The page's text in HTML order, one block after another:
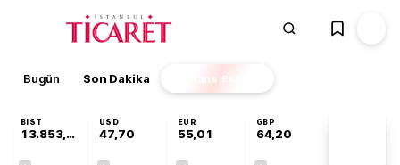
Bugün Son Dakika Finans EKSTRA
BIST
13.853,69
USD
47,70
EUR
55,01
GBP
64,20